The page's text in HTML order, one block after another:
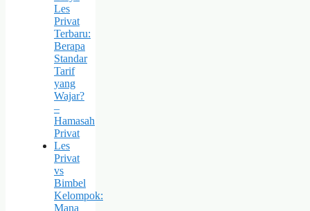
Les
Privat
Terbaru:
Berapa
Standar
Tarif
yang
Wajar?
–
Hamasah
Privat
Les
Privat
vs
Bimbel
Kelompok:
Mana